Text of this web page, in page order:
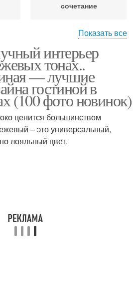
сочетание
Раздельно-
комплементарное
сочетание
Показать все
интерьер
тонах..
— лучшие
гостиной в
(100 фото новинок)
ценится большинством
– это универсальный,
лояльный цвет.